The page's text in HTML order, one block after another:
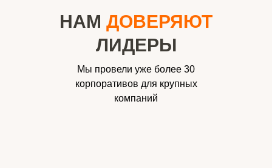
НАМ ДОВЕРЯЮТ
ЛИДЕРЫ
Мы провели уже более 30
корпоративов для крупных
компаний